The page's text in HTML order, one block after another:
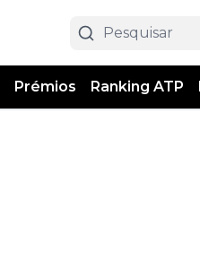
Prémios Ranking ATP